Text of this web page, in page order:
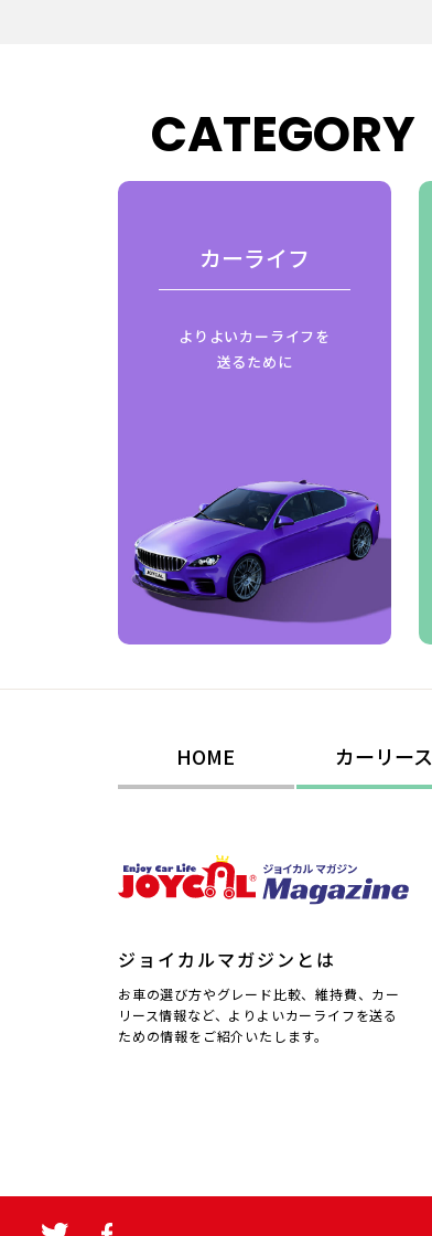
CATEGORY
カーライフ
よりよいカーライフを
送るために
HOME カーリース
ジョイカルマガジンとは
お車の選び方やグレード比較、維持費、カー
リース情報など、よりよいカーライフを送る
ための情報をご紹介いたします。